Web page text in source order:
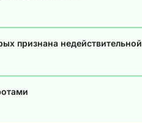
признана недействительной